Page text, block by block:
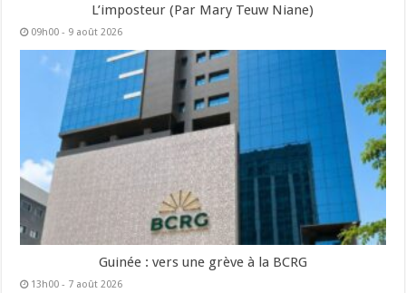
L’imposteur (Par Mary Teuw Niane)
09h00 - 9 août 2026
Guinée : vers une grève à la BCRG
13h00 - 7 août 2026